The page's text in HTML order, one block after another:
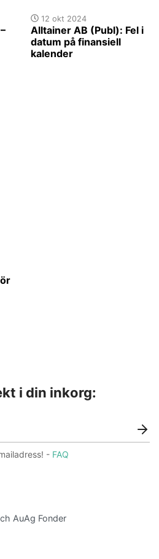
12 okt 2024
Alltainer AB (Publ): Fel i
datum på finansiell
kalender
AuAg Fonder
i din inkorg:
- FAQ